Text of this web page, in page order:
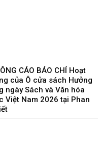
CÁO BÁO CHÍ Hoạt
của Ô cửa sách Hưởng
ngày Sách và Văn hóa
Việt Nam 2026 tại Phan